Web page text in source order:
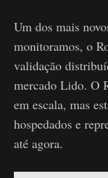
Um dos mais
monitoramos, o
validação
mercado Lido. O
em escala, mas
hospedados e
até agora.